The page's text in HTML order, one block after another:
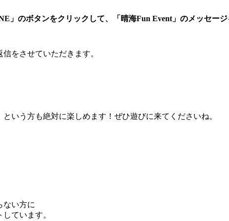
」のボタンをクリックして、
「晴海Fun Event」のメッセー
をさせていただきます。
いう方も絶対に楽しめます！ぜひ遊びに来てくださいね。
ない方に
ています。